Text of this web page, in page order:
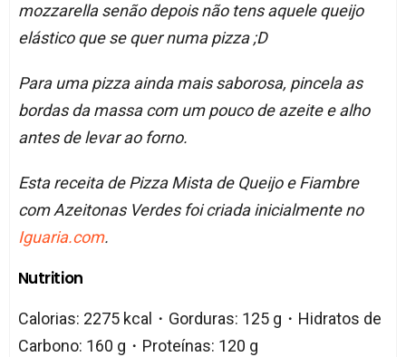
mozzarella senão depois não tens aquele queijo
elástico que se quer numa pizza ;D
Para uma pizza ainda mais saborosa, pincela as
bordas da massa com um pouco de azeite e alho
antes de levar ao forno.
Esta receita de Pizza Mista de Queijo e Fiambre
com Azeitonas Verdes foi criada inicialmente no
Iguaria.com.
Nutrition
Calorias: 2275 kcal・Gorduras: 125 g・Hidratos de
Carbono: 160 g・Proteínas: 120 g